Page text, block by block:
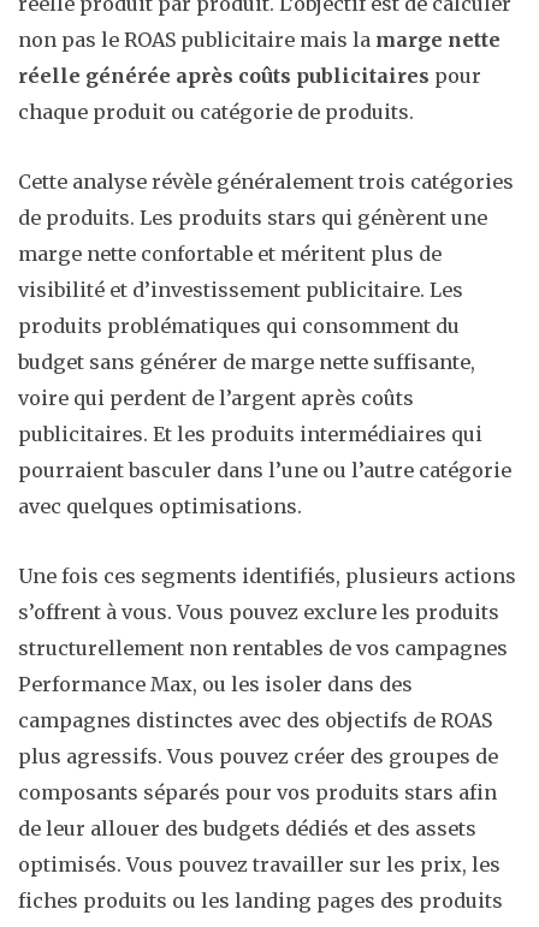
non pas le ROAS publicitaire mais la marge nette
réelle générée après coûts publicitaires pour
chaque produit ou catégorie de produits.
Cette analyse révèle généralement trois catégories
de produits. Les produits stars qui génèrent une
marge nette confortable et méritent plus de
visibilité et d’investissement publicitaire. Les
produits problématiques qui consomment du
budget sans générer de marge nette suffisante,
voire qui perdent de l’argent après coûts
publicitaires. Et les produits intermédiaires qui
pourraient basculer dans l’une ou l’autre catégorie
avec quelques optimisations.
Une fois ces segments identifiés, plusieurs actions
s’offrent à vous. Vous pouvez exclure les produits
structurellement non rentables de vos campagnes
Performance Max, ou les isoler dans des
campagnes distinctes avec des objectifs de ROAS
plus agressifs. Vous pouvez créer des groupes de
composants séparés pour vos produits stars afin
de leur allouer des budgets dédiés et des assets
optimisés. Vous pouvez travailler sur les prix, les
fiches produits ou les landing pages des produits